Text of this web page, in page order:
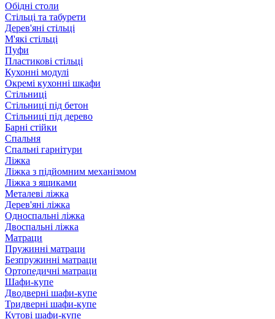
Обідні столи
Стільці та табурети
Дерев'яні стільці
М'які стільці
Пуфи
Пластикові стільці
Кухонні модулі
Окремі кухонні шкафи
Стільниці
Стільниці під бетон
Стільниці під дерево
Барні стійки
Спальня
Спальні гарнітури
Ліжка
Ліжка з підйомним механізмом
Ліжка з ящиками
Металеві ліжка
Дерев'яні ліжка
Односпальні ліжка
Двоспальні ліжка
Матраци
Пружинні матраци
Безпружинні матраци
Ортопедичні матраци
Шафи-купе
Дводверні шафи-купе
Тридверні шафи-купе
Кутові шафи-купе